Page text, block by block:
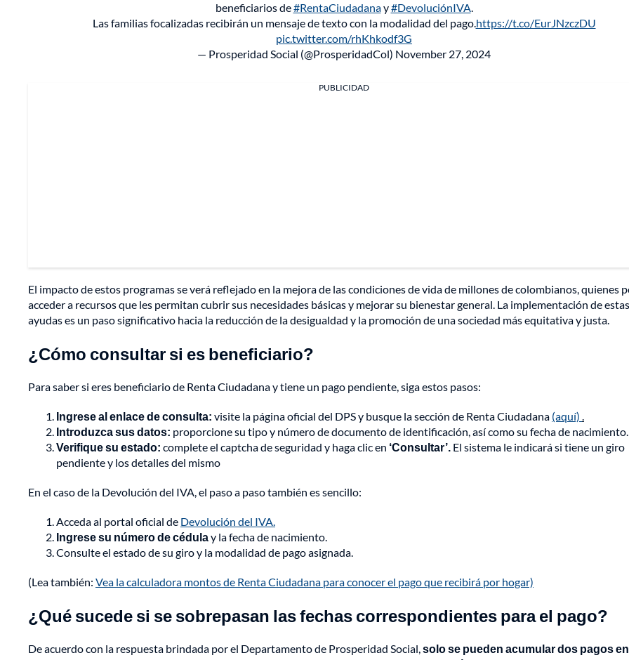
beneficiarios de#RentaCiudadanay#DevoluciónIVA.
Las familias focalizadas recibirán un mensaje de texto con la modalidad del pago.https://t.co/EurJNzczDU
pic.twitter.com/rhKhkodf3G
— Prosperidad Social (@ProsperidadCol) November 27, 2024
PUBLICIDAD
El impacto de estos programas se verá reflejado en la mejora de las condiciones de vida de millones de colombianos, quienes
acceder a recursos que les permitan cubrir sus necesidades básicas y mejorar su bienestar general. La implementación de estas
ayudas es un paso significativo hacia la reducción de la desigualdad y la promoción de una sociedad más equitativa y justa.
¿Cómo consultar si es beneficiario?
Para saber si eres beneficiario de Renta Ciudadana y tiene un pago pendiente, siga estos pasos:
Ingrese al enlace de consulta: visite la página oficial del DPS y busque la sección de Renta Ciudadana (aquí) .
Introduzca sus datos: proporcione su tipo y número de documento de identificación, así como su fecha de nacimiento.
Verifique su estado: complete el captcha de seguridad y haga clic en ‘Consultar’. El sistema le indicará si tiene un giro
pendiente y los detalles del mismo
En el caso de la Devolución del IVA, el paso a paso también es sencillo:
Acceda al portal oficial de Devolución del IVA.
Ingrese su número de cédulay la fecha de nacimiento.
Consulte el estado de su giro y la modalidad de pago asignada.
(Lea también: Vea la calculadora montos de Renta Ciudadana para conocer el pago que recibirá por hogar)
¿Qué sucede si se sobrepasan las fechas correspondientes para el pago?
De acuerdo con la respuesta brindada por el Departamento de Prosperidad Social,solo se pueden acumular dos pagos en